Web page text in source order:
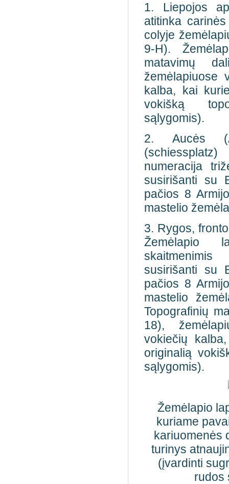
1. Liepojos
atitinka
colyje
9-H).
matavimų
žemėlapiuose
kalba, kai
vokišką
sąlygomis).
2. Aucės
numeracija
susirišanti su
pačios 8
mastelio
3. Rygos,
Žemėlapio
skaitmenimis
susirišanti su
pačios 8
mastelio
Topografinių
18),
vokiečių
originalią
sąlygomis).
Žemėlapio
kuriame
kariuomenės
turinys
(įvardinti
rudos